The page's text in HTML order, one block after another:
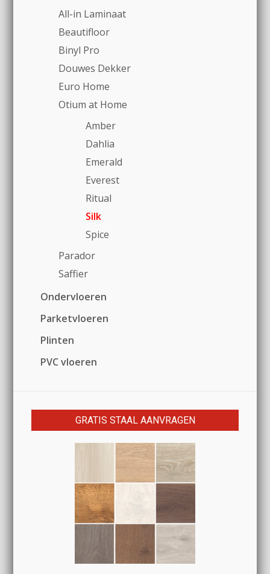
All-in Laminaat
Beautifloor
Binyl Pro
Douwes Dekker
Euro Home
Otium at Home
Amber
Dahlia
Emerald
Everest
Ritual
Silk
Spice
Parador
Saffier
Ondervloeren
Parketvloeren
Plinten
PVC vloeren
GRATIS STAAL AANVRAGEN